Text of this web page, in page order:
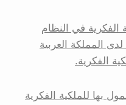
الفكرية في النظام
2020 ،سيكون لدى المملكة العربية
الفكرية.
بها للملكية الفكرية